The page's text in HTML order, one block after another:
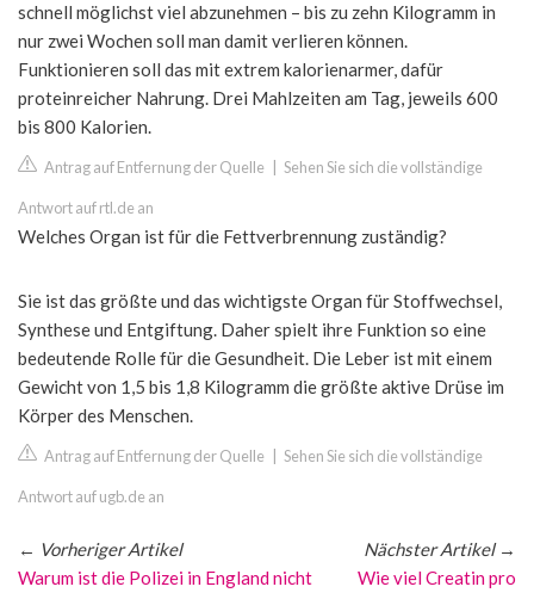
schnell möglichst viel abzunehmen – bis zu zehn Kilogramm in
nur zwei Wochen soll man damit verlieren können.
Funktionieren soll das mit extrem kalorienarmer, dafür
proteinreicher Nahrung. Drei Mahlzeiten am Tag, jeweils 600
bis 800 Kalorien.
Antrag auf Entfernung der Quelle Sehen Sie sich die vollständige
Antwort auf rtl.de an
Welches Organ ist für die Fettverbrennung zuständig?
Sie ist das größte und das wichtigste Organ für Stoffwechsel,
Synthese und Entgiftung. Daher spielt ihre Funktion so eine
bedeutende Rolle für die Gesundheit. Die Leber ist mit einem
Gewicht von 1,5 bis 1,8 Kilogramm die größte aktive Drüse im
Körper des Menschen.
Antrag auf Entfernung der Quelle Sehen Sie sich die vollständige
Antwort auf ugb.de an
← Vorheriger Artikel
Warum ist die Polizei in England nicht
Nächster Artikel→
Wie viel Creatin pro